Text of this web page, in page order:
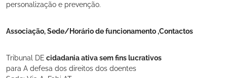
personalização e prevenção.
Associação, Sede/Horário de funcionamento ,Contactos
Tribunal DE cidadania ativa sem fins lucrativos
para A defesa dos direitos dos doentes